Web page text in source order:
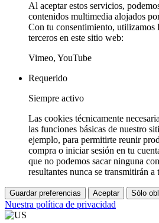
Al aceptar estos servicios,
contenidos multimedia alojados
Con tu consentimiento, utilizamos
terceros en este sitio web:
Vimeo, YouTube
Requerido
Siempre activo
Las cookies técnicamente
las funciones básicas de nuestro
ejemplo, para permitirte reunir
compra o iniciar sesión en tu
que no podemos sacar ninguna
resultantes nunca se transmitirán a
Guardar preferencias Aceptar Sólo
Nuestra política de privacidad